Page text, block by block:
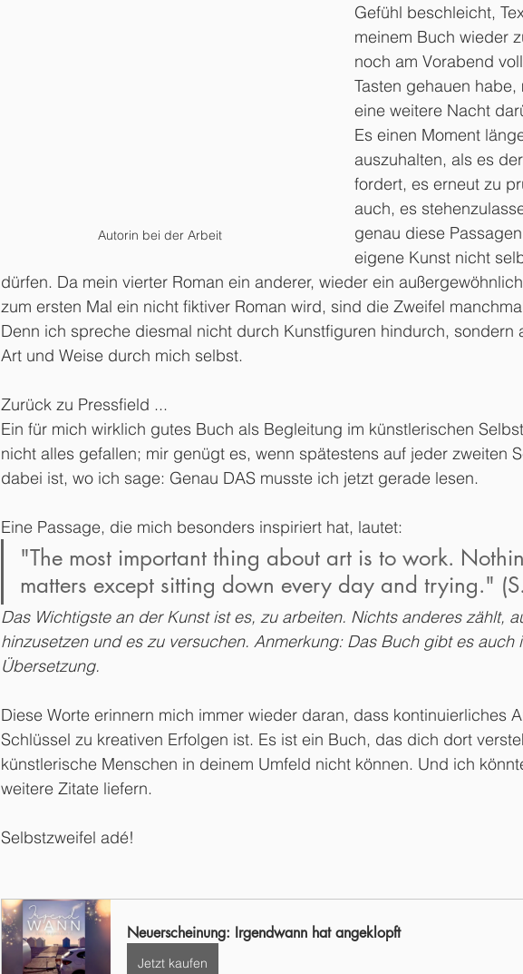
Autorin bei der Arbeit
Gefühl beschleicht,
meinem Buch wieder
noch am Vorabend
Tasten gehauen
eine weitere Nacht
Es einen Moment
auszuhalten, als es
fordert, es erneut zu
auch, es
genau diese
eigene Kunst nicht
dürfen. Da mein vierter Roman ein anderer, wieder ein
zum ersten Mal ein nicht fiktiver Roman wird, sind die Zweifel
Denn ich spreche diesmal nicht durch Kunstfiguren hindurch, sondern
Art und Weise durch mich selbst.
Zurück zu Pressfield ...
Ein für mich wirklich gutes Buch als Begleitung im künstlerischen
nicht alles gefallen; mir genügt es, wenn spätestens auf jeder zweiten
dabei ist, wo ich sage: Genau DAS musste ich jetzt gerade lesen.
Eine Passage, die mich besonders inspiriert hat, lautet:
"The most important thing about art is to work.
matters except sitting down every day and trying."
Das Wichtigste an der Kunst ist es, zu arbeiten. Nichts anderes zählt,
hinzusetzen und es zu versuchen. Anmerkung: Das Buch gibt es auch
Übersetzung.
Diese Worte erinnern mich immer wieder daran, dass kontinuierliches
Schlüssel zu kreativen Erfolgen ist. Es ist ein Buch, das dich dort
künstlerische Menschen in deinem Umfeld nicht können. Und ich
weitere Zitate liefern.
Selbstzweifel adé!
Neuerscheinung: Irgendwann hat angeklopft
Jetzt kaufen